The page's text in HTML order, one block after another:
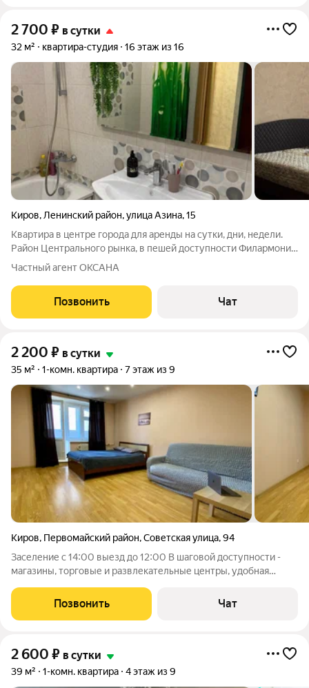
2 700 ₽ в сутки
32 м² квартира-студия 16 этаж из 16
Киров, Ленинский район,улица Азина,15
Квартира в центре города для аренды на сутки, дни, недели.
Район Центрального рынка, в пешей доступности Филармония,
учебные корпусы ВятГУ, МФЮА, МГЮА и других учебных
общественного транспорта.
Частный агент ОКСАНА
Позвонить Чат
2 200 ₽ в сутки
35 м² 1-комн. квартира 7 этаж из 9
Киров, Первомайский район,Советская улица,94
Заселение с 14:00 выезд до 12:00 В шаговой доступности -
магазины, торговые и развлекательные центры, удобная
Подойдет для проживания 1-3человек Квартира полностью
укомплектована мебелью и
Позвонить Чат
2 600 ₽ в сутки
39 м² 1-комн. квартира 4 этаж из 9